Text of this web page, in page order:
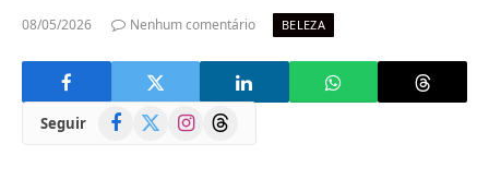
08/05/2026 Nenhum comentário BELEZA
Seguir Facebook
(Twitter)
InstagramThreads